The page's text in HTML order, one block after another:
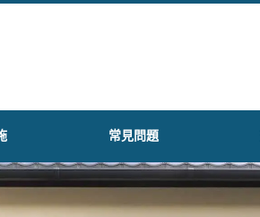
常見問題